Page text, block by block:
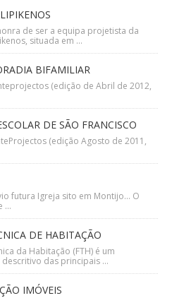
de ser a equipa projetista da
situada em ...
BIFAMILIAR
(edição de Abril de 2012,
DE SÃO FRANCISCO
(edição Agosto de 2011,
futura Igreja sito em Montijo… O
...
DE HABITAÇÃO
da Habitação (FTH) é um
das principais ...
IMÓVEIS